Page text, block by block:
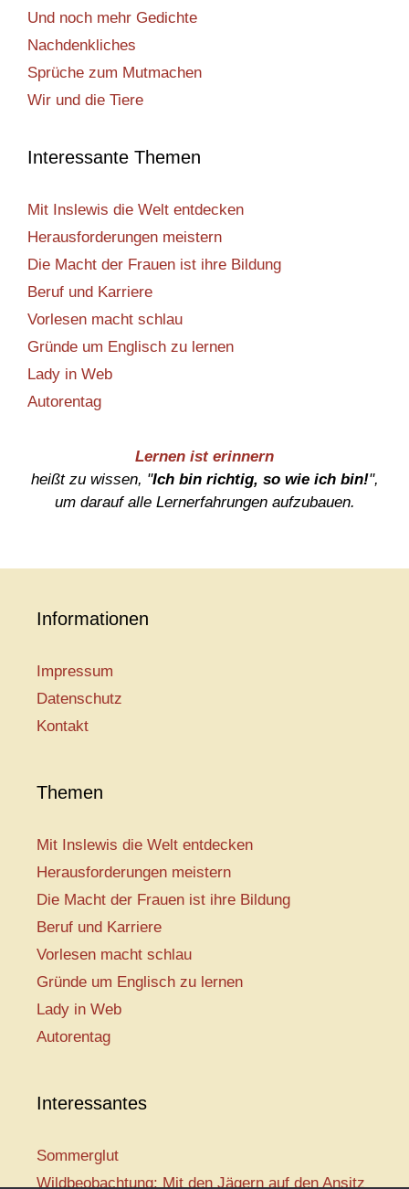
Und noch mehr Gedichte
Nachdenkliches
Sprüche zum Mutmachen
Wir und die Tiere
Interessante Themen
Mit Inslewis die Welt entdecken
Herausforderungen meistern
Die Macht der Frauen ist ihre Bildung
Beruf und Karriere
Vorlesen macht schlau
Gründe um Englisch zu lernen
Lady in Web
Autorentag
Lernen ist erinnern
heißt zu wissen, "Ich bin richtig, so wie ich bin!",
um darauf alle Lernerfahrungen aufzubauen.
Informationen
Impressum
Datenschutz
Kontakt
Themen
Mit Inslewis die Welt entdecken
Herausforderungen meistern
Die Macht der Frauen ist ihre Bildung
Beruf und Karriere
Vorlesen macht schlau
Gründe um Englisch zu lernen
Lady in Web
Autorentag
Interessantes
Sommerglut
Wildbeobachtung: Mit den Jägern auf den Ansitz